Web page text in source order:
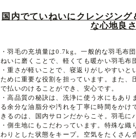
国内でていねいにクレンジン
な心地良
・羽毛の充填量は0.7kg。一般的な羽毛布
ねいに磨くことで、軽くても暖かい羽毛布
・重さが軽いことで、寝返りがしやすい
ために重要な役割を担っています。また
で払いのけることができ、安心です。
・高品質の秘訣は、洗浄に使う水にもあ
る余分な油脂分や汚れを丁寧に時間をか
きるのは、国内サロンだからこそ。羽毛に
・側生地にもこだわっています。特殊な
わりとした状態をキープ。空気をたくさ